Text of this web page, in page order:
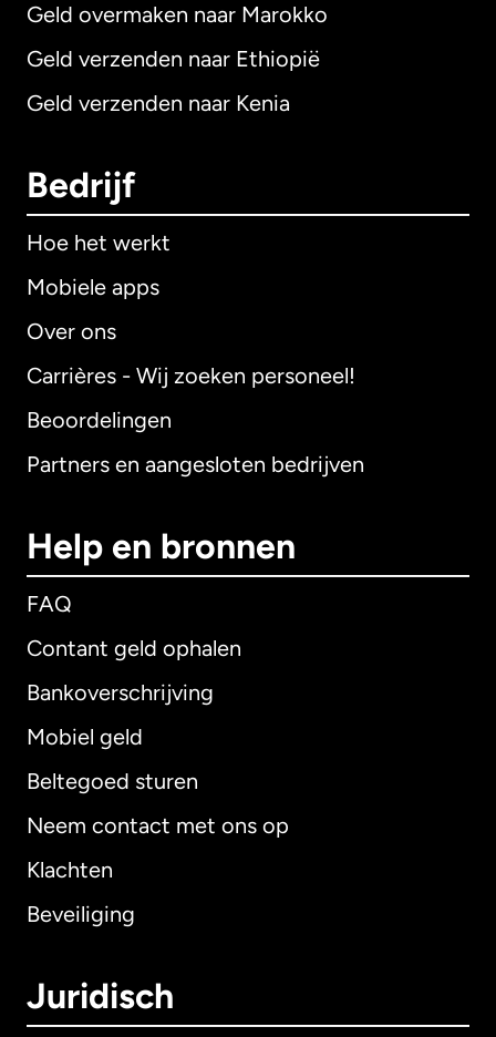
Geld overmaken naar Marokko
Geld verzenden naar Ethiopië
Geld verzenden naar Kenia
Bedrijf
Hoe het werkt
Mobiele apps
Over ons
Carrières - Wij zoeken personeel!
Beoordelingen
Partners en aangesloten bedrijven
Help en bronnen
FAQ
Contant geld ophalen
Bankoverschrijving
Mobiel geld
Beltegoed sturen
Neem contact met ons op
Klachten
Beveiliging
Juridisch